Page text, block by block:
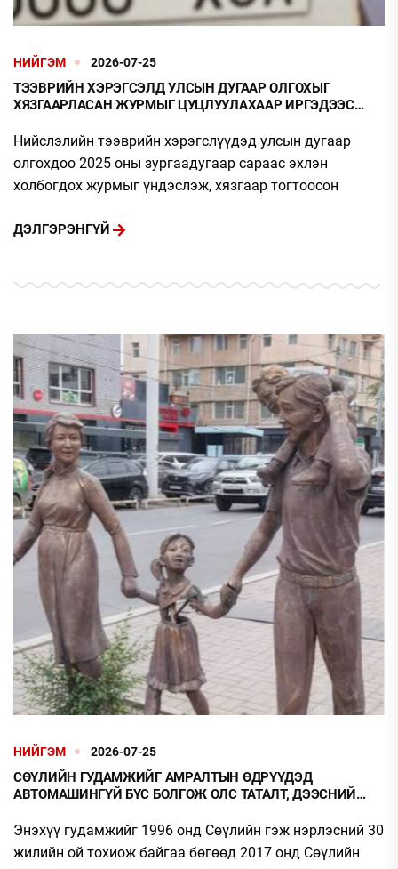
НИЙГЭМ 2026-07-25
ТЭЭВРИЙН ХЭРЭГСЭЛД УЛСЫН ДУГААР ОЛГОХЫГ
ХЯЗГААРЛАСАН ЖУРМЫГ ЦУЦЛУУЛАХААР ИРГЭДЭЭС
Нийслэлийн тээврийн хэрэгслүүдэд улсын дугаар
олгохдоо 2025 оны зургаадугаар сараас эхлэн
холбогдох журмыг үндэслэж, хязгаар тогтоосон
ДЭЛГЭРЭНГҮЙ
НИЙГЭМ 2026-07-25
СӨҮЛИЙН ГУДАМЖИЙГ АМРАЛТЫН ӨДРҮҮДЭД
АВТОМАШИНГҮЙ БҮС БОЛГОЖ ОЛС ТАТАЛТ, ДЭЭСНИЙ
Энэхүү гудамжийг 1996 онд Сөүлийн гэж нэрлэсний 30
жилийн ой тохиож байгаа бөгөөд 2017 онд Сөүлийн